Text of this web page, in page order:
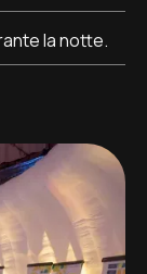
la notte.